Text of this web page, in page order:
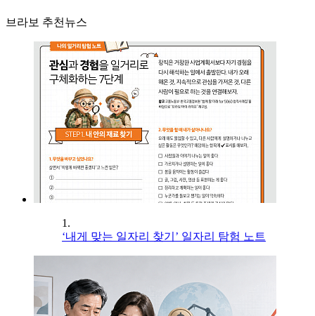
브라보 추천뉴스
1.
‘내게 맞는 일자리 찾기’ 일자리 탐험 노트